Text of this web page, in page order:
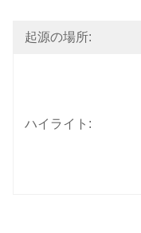
起源の場所:
ハイライト: